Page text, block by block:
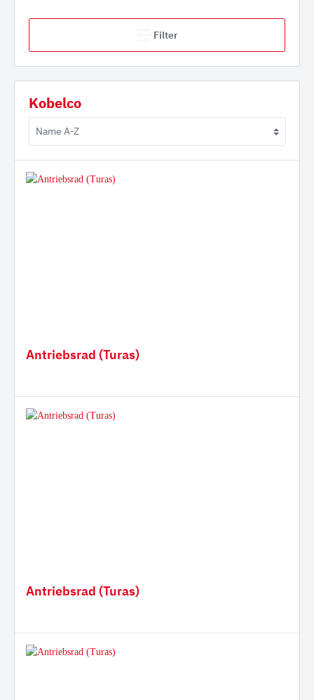
Filter
Kobelco
Antriebsrad (Turas)
Antriebsrad (Turas)